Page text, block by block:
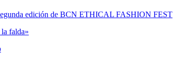
edición de BCN ETHICAL FASHION FEST
falda»